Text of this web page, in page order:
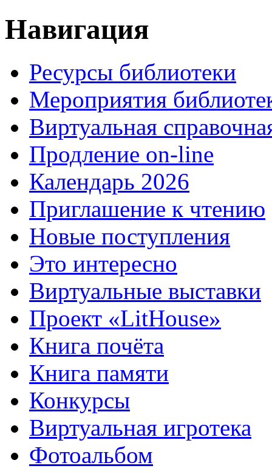
Навигация
Ресурсы библиотеки
Мероприятия
Виртуальная
Продление on-line
Календарь 2026
Приглашение к чтению
Новые поступления
Это интересно
Виртуальные выставки
Проект «LitHouse»
Книга почёта
Книга памяти
Конкурсы
Виртуальная игротека
Фотоальбом